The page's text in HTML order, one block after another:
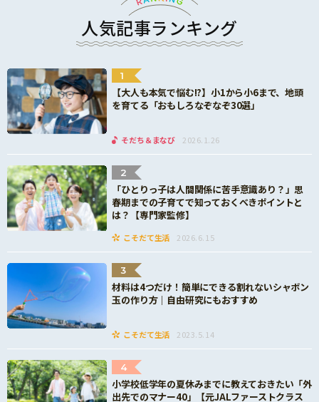
人気記事ランキング
1
【大人も本気で悩む!?】小1から小6まで、地頭
を育てる「おもしろなぞなぞ30選」
そだち＆まなび 2026.1.26
2
「ひとりっ子は人間関係に苦手意識あり？」思
春期までの子育てで知っておくべきポイントと
は？【専門家監修】
こそだて生活 2026.6.15
3
材料は4つだけ！簡単にできる割れないシャボン
玉の作り方｜自由研究にもおすすめ
こそだて生活 2023.5.14
4
小学校低学年の夏休みまでに教えておきたい「外
出先でのマナー40」【元JALファーストクラス